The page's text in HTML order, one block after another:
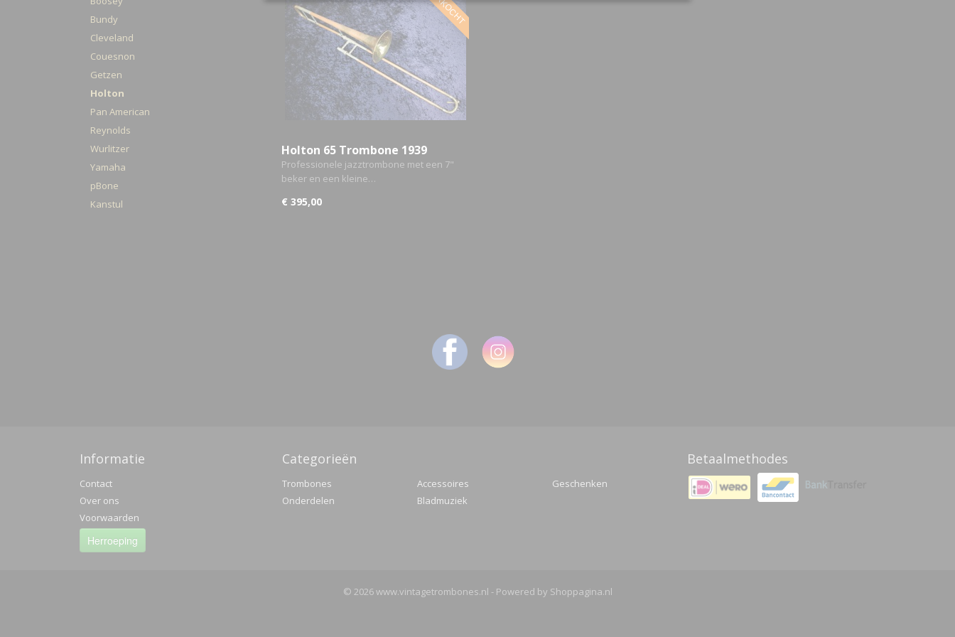
Bundy
Cleveland
Couesnon
Getzen
Holton
Pan American
Reynolds
Wurlitzer
Yamaha
pBone
Kanstul
Holton 65 Trombone 1939
Professionele jazztrombone met een 7"
beker en een kleine…
€ 395,00
Informatie
Contact
Over ons
Voorwaarden
Herroeping
Categorieën
Trombones
Onderdelen
Accessoires
Bladmuziek
Geschenken
Betaalmethodes
© 2026 www.vintagetrombones.nl - Powered by Shoppagina.nl